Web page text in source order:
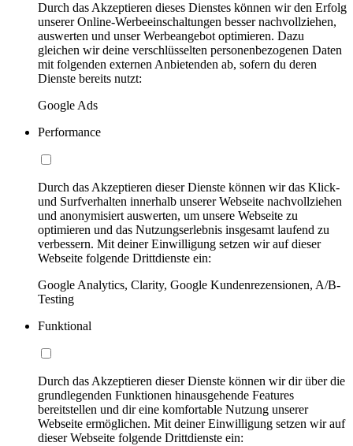
Durch das Akzeptieren dieses Dienstes können wir den Erfolg
unserer Online-Werbeeinschaltungen besser nachvollziehen,
auswerten und unser Werbeangebot optimieren. Dazu
gleichen wir deine verschlüsselten personenbezogenen Daten
mit folgenden externen Anbietenden ab, sofern du deren
Dienste bereits nutzt:
Google Ads
Performance
Durch das Akzeptieren dieser Dienste können wir das Klick-
und Surfverhalten innerhalb unserer Webseite nachvollziehen
und anonymisiert auswerten, um unsere Webseite zu
optimieren und das Nutzungserlebnis insgesamt laufend zu
verbessern. Mit deiner Einwilligung setzen wir auf dieser
Webseite folgende Drittdienste ein:
Google Analytics, Clarity, Google Kundenrezensionen, A/B-
Testing
Funktional
Durch das Akzeptieren dieser Dienste können wir dir über die
grundlegenden Funktionen hinausgehende Features
bereitstellen und dir eine komfortable Nutzung unserer
Webseite ermöglichen. Mit deiner Einwilligung setzen wir auf
dieser Webseite folgende Drittdienste ein: